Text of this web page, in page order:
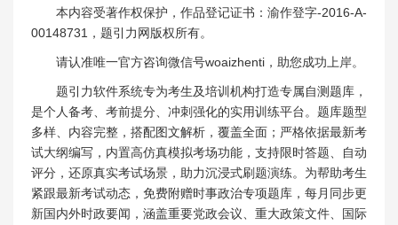
本内容受著作权保护，作品登记证书：渝作登字-2016-A-
00148731，题引力网版权所有。
请认准唯一官方咨询微信号woaizhenti，助您成功上岸。
题引力软件系统专为考生及培训机构打造专属自测题库，
是个人备考、考前提分、冲刺强化的实用训练平台。题库题型
多样、内容完整，搭配图文解析，覆盖全面；严格依据最新考
试大纲编写，内置高仿真模拟考场功能，支持限时答题、自动
评分，还原真实考试场景，助力沉浸式刷题演练。为帮助考生
紧跟最新考试动态，免费附赠时事政治专项题库，每月同步更
新国内外时政要闻，涵盖重要党政会议、重大政策文件、国际